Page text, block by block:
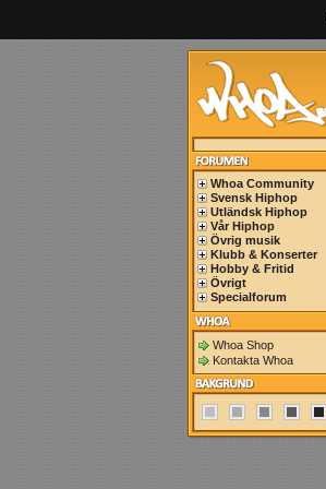
Whoa Community
Svensk Hiphop
Utländsk Hiphop
Vår Hiphop
Övrig musik
Klubb & Konserter
Hobby & Fritid
Övrigt
Specialforum
Whoa Shop
Kontakta Whoa